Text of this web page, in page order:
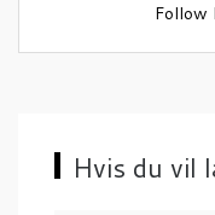
g
o
Follow
Hvis du vil